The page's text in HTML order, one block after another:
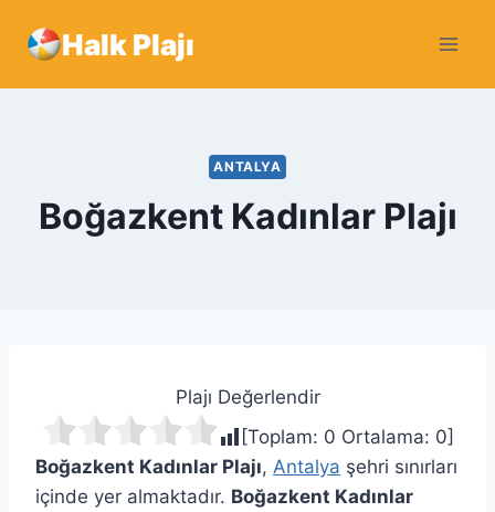
Halk Plajı
ANTALYA
Boğazkent Kadınlar Plajı
Plajı Değerlendir
[Toplam: 0 Ortalama: 0]
Boğazkent Kadınlar Plajı, Antalya şehri sınırları
içinde yer almaktadır. Boğazkent Kadınlar